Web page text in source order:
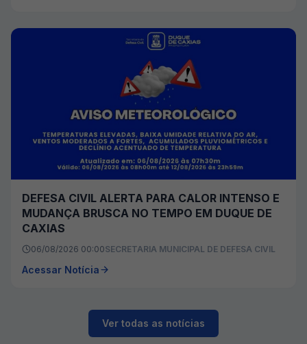
DEFESA CIVIL ALERTA PARA CALOR INTENSO E
MUDANÇA BRUSCA NO TEMPO EM DUQUE DE
CAXIAS
06/08/2026 00:00SECRETARIA MUNICIPAL DE DEFESA CIVIL
Acessar Notícia
Ver todas as notícias